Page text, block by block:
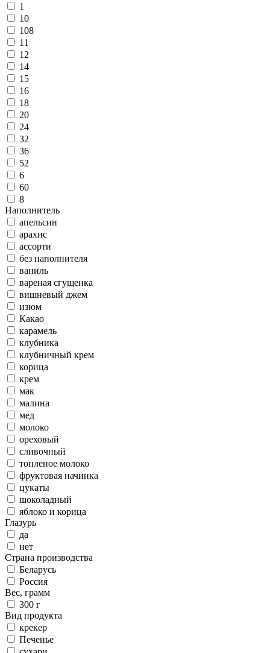
1
10
108
11
12
14
15
16
18
20
24
32
36
52
6
60
8
Наполнитель
апельсин
арахис
ассорти
без наполнителя
ваниль
вареная сгущенка
вишневый джем
изюм
Какао
карамель
клубника
клубничный крем
корица
крем
мак
малина
мед
молоко
ореховый
сливочный
топленое молоко
фруктовая начинка
цукаты
шоколадный
яблоко и корица
Глазурь
да
нет
Страна производства
Беларусь
Россия
Вес, грамм
300 г
Вид продукта
крекер
Печенье